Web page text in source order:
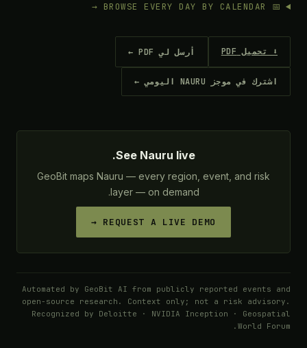
📅 BROWSE EVERY DAY BY CALENDAR →
⬇ تحميل PDF أرسل لي PDF ←
اشترك في موجز NAURU اليومي ←
See Nauru live.
GeoBit maps Nauru — every region, event, and risk
layer — on demand.
REQUEST A LIVE DEMO →
Automated by GeoBit AI from publicly reported events and
open-source research. Context only; not a risk advisory.
Recognized by Deloitte · NVIDIA Inception · Geospatial
World Forum.